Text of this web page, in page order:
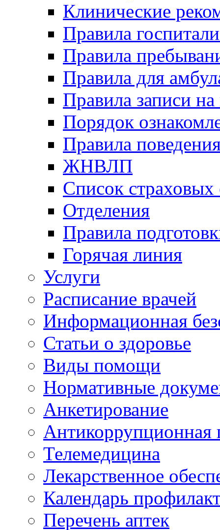
Клинические
Правила
Правила
Правила для
Правила записи
Порядок
Правила
ЖНВЛП
Список страховых
Отделения
Правила
Горячая линия
Услуги
Расписание врачей
Информационная
Статьи о здоровье
Виды помощи
Нормативные
Анкетирование
Антикоррупционная
Телемедицина
Лекарственное
Календарь
Перечень аптек